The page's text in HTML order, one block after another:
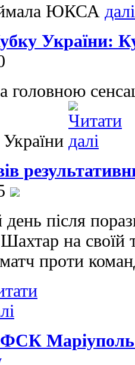
ЮКСА
України:
головною
після
на своїй
проти
Маріуполь